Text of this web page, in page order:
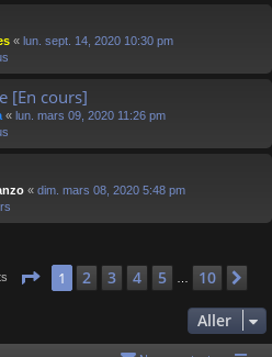
« lun. sept. 14, 2020 10:30 pm
[En cours]
« lun. mars 09, 2020 11:26 pm
« dim. mars 08, 2020 5:48 pm
Page 1sur 10
1 2 3 4 5 10
Aller